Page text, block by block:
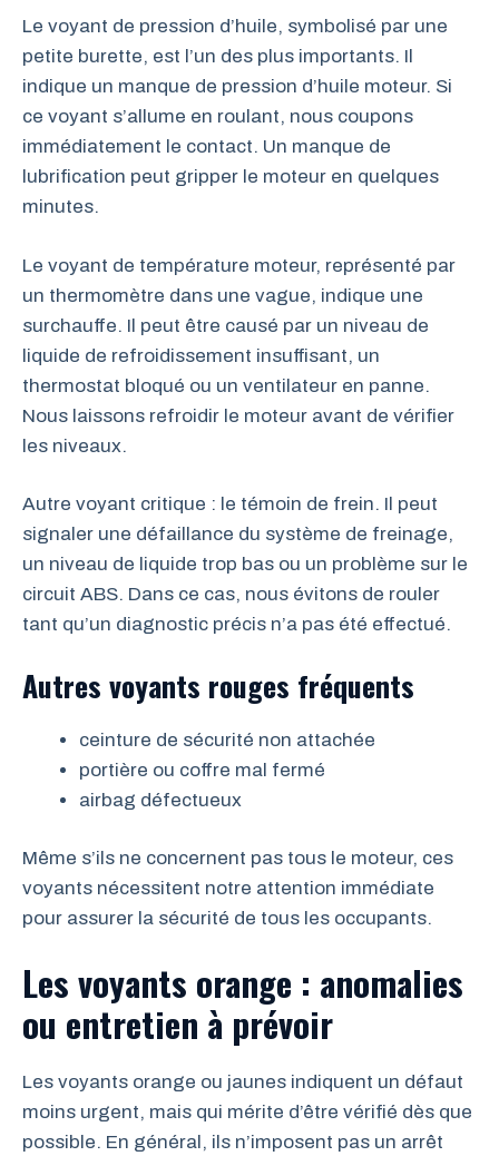
Le voyant de pression d’huile, symbolisé par une
petite burette, est l’un des plus importants. Il
indique un manque de pression d’huile moteur. Si
ce voyant s’allume en roulant, nous coupons
immédiatement le contact. Un manque de
lubrification peut gripper le moteur en quelques
minutes.
Le voyant de température moteur, représenté par
un thermomètre dans une vague, indique une
surchauffe. Il peut être causé par un niveau de
liquide de refroidissement insuffisant, un
thermostat bloqué ou un ventilateur en panne.
Nous laissons refroidir le moteur avant de vérifier
les niveaux.
Autre voyant critique : le témoin de frein. Il peut
signaler une défaillance du système de freinage,
un niveau de liquide trop bas ou un problème sur le
circuit ABS. Dans ce cas, nous évitons de rouler
tant qu’un diagnostic précis n’a pas été effectué.
Autres voyants rouges fréquents
ceinture de sécurité non attachée
portière ou coffre mal fermé
airbag défectueux
Même s’ils ne concernent pas tous le moteur, ces
voyants nécessitent notre attention immédiate
pour assurer la sécurité de tous les occupants.
Les voyants orange : anomalies
ou entretien à prévoir
Les voyants orange ou jaunes indiquent un défaut
moins urgent, mais qui mérite d’être vérifié dès que
possible. En général, ils n’imposent pas un arrêt